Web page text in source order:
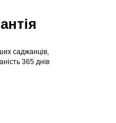
саджанців,
365 днів